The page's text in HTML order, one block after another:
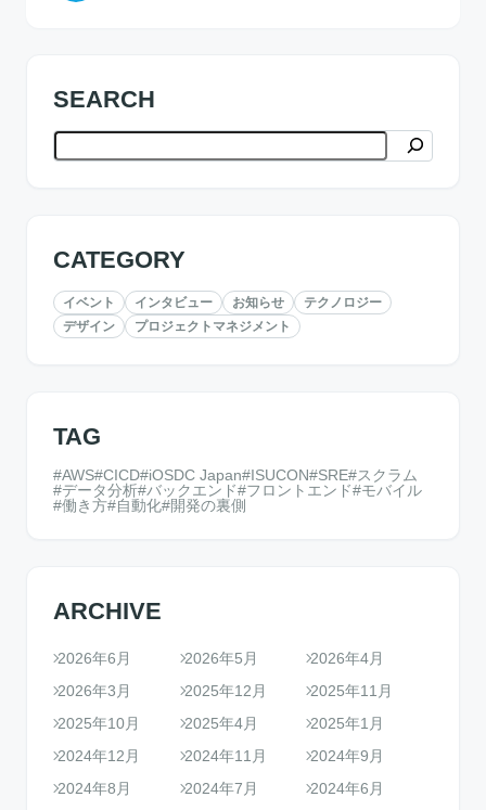
SEARCH
検索
CATEGORY
イベント インタビュー お知らせ
テクノロジー
デザイン
プロジェクトマネジメント
TAG
AWS CICD iOSDC Japan ISUCON SRE
スクラム
データ分析 バックエンド フロントエンド
モバイル
働き方
自動化 開発の裏側
ARCHIVE
2026年6月 2026年5月
2026年4月
2026年3月
2025年12月
2025年11月
2025年10月
2025年4月
2025年1月
2024年12月
2024年11月
2024年9月
2024年8月
2024年7月
2024年6月